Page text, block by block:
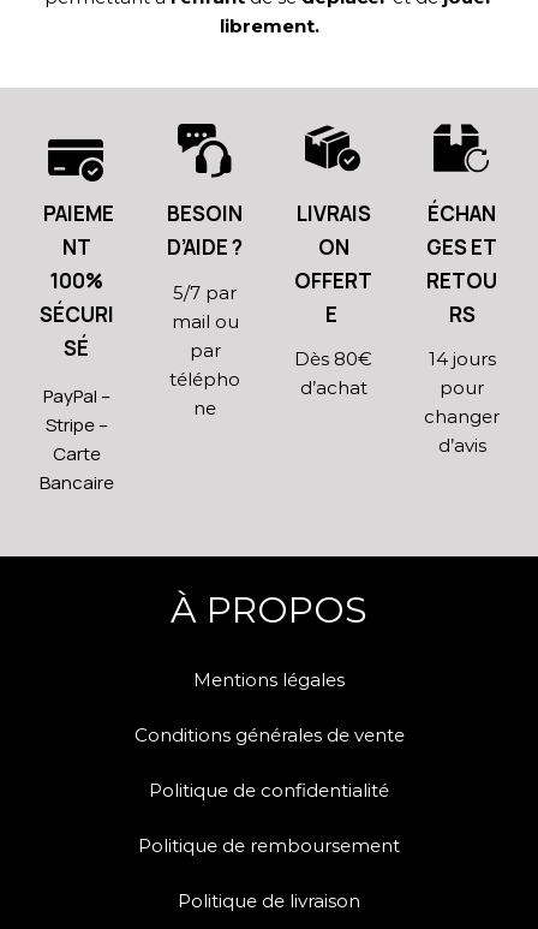
librement.
PAIEME
NT
100%
SÉCURI
SÉ
PayPal –
Stripe –
Carte
Bancaire
BESOIN
D’AIDE ?
5/7 par
mail ou
par
télépho
ne
LIVRAIS
ON
OFFERT
E
Dès 80€
d’achat
ÉCHAN
GES ET
RETOU
RS
14 jours
pour
changer
d’avis
À PROPOS
Mentions légales
Conditions générales de vente
Politique de confidentialité
Politique de remboursement
Politique de livraison